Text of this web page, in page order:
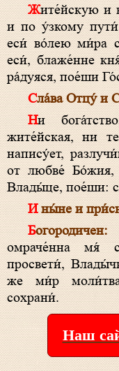
Жите́йскую и вре́менную сла́ву возненави́дев
и по у́зкому пути́
еси́ во́лею ми́ра
еси́, блаже́нне
ра́дуяся, пое́ши
Сла́ва Отцу́
Ни бога́тство, ни сла́ва, ни сла́дость
жите́йская, ни
напису́ет,
от любве́
Влады́це, пое́ши:
И ны́не и
Богородичен:
омраче́нна мя́
просвети́,
же ми́р
сохрани́.
Наш